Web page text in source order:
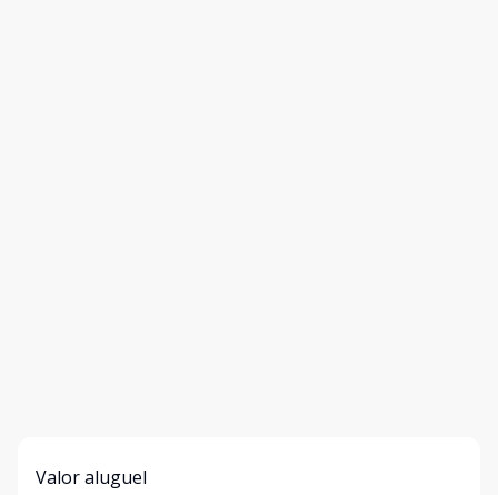
Valor aluguel